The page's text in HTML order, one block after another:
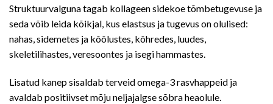
Struktuurvalguna tagab kollageen sidekoe tõmbetugevuse ja
seda võib leida kõikjal, kus elastsus ja tugevus on olulised:
nahas, sidemetes ja kõõlustes, kõhredes, luudes,
skeletilihastes, veresoontes ja isegi hammastes.
Lisatud kanep sisaldab terveid omega-3 rasvhappeid ja
avaldab positiivset mõju neljajalgse sõbra heaolule.